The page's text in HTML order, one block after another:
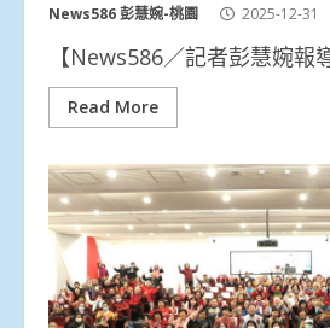
News586 彭慧婉-桃園 2025-12-31
【News586／記者彭慧婉報
Read More